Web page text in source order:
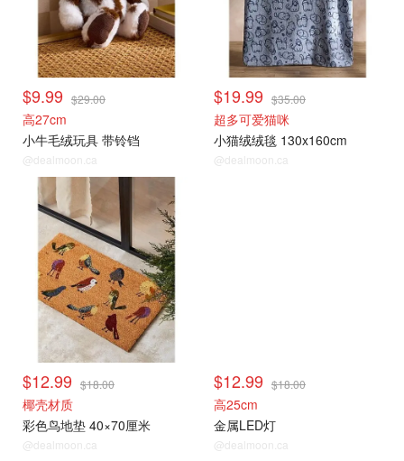
$9.99 $29.00
高27cm
小牛毛绒玩具 带铃铛
@dealmoon.ca
$19.99 $35.00
超多可爱猫咪
小猫绒绒毯 130x160cm
@dealmoon.ca
$12.99 $18.00
椰壳材质
彩色鸟地垫 40×70厘米
@dealmoon.ca
$12.99 $18.00
高25cm
金属LED灯
@dealmoon.ca